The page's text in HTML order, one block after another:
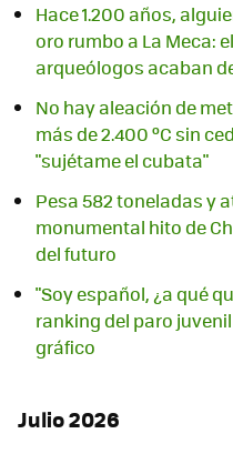
Hace 1.200 años,
oro rumbo a La Meca:
arqueólogos acaban
No hay aleación de
más de 2.400 ºC sin
"sujétame el cubata"
Pesa 582 toneladas y
monumental hito de
del futuro
"Soy español, ¿a qué
ranking del paro
gráfico
Julio 2026